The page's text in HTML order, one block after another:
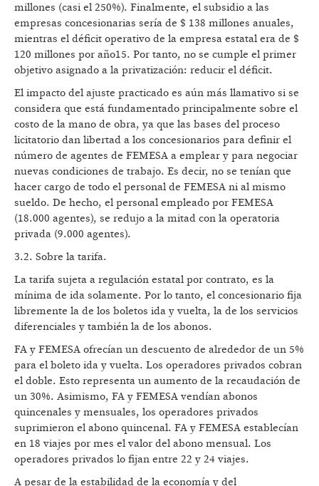
millones (casi el 250%). Finalmente, el subsidio a las
empresas concesionarias sería de $ 138 millones anuales,
mientras el déficit operativo de la empresa estatal era de $
120 millones por año15. Por tanto, no se cumple el primer
objetivo asignado a la privatización: reducir el déficit.
El impacto del ajuste practicado es aún más llamativo si se
considera que está fundamentado principalmente sobre el
costo de la mano de obra, ya que las bases del proceso
licitatorio dan libertad a los concesionarios para definir el
número de agentes de FEMESA a emplear y para negociar
nuevas condiciones de trabajo. Es decir, no se tenían que
hacer cargo de todo el personal de FEMESA ni al mismo
sueldo. De hecho, el personal empleado por FEMESA
(18.000 agentes), se redujo a la mitad con la operatoria
privada (9.000 agentes).
3.2. Sobre la tarifa.
La tarifa sujeta a regulación estatal por contrato, es la
mínima de ida solamente. Por lo tanto, el concesionario fija
libremente la de los boletos ida y vuelta, la de los servicios
diferenciales y también la de los abonos.
FA y FEMESA ofrecían un descuento de alrededor de un 5%
para el boleto ida y vuelta. Los operadores privados cobran
el doble. Esto representa un aumento de la recaudación de
un 30%. Asimismo, FA y FEMESA vendían abonos
quincenales y mensuales, los operadores privados
suprimieron el abono quincenal. FA y FEMESA establecían
en 18 viajes por mes el valor del abono mensual. Los
operadores privados lo fijan entre 22 y 24 viajes.
A pesar de la estabilidad de la economía y del